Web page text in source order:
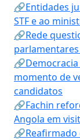
🔗Entidades
STF e ao
🔗Rede
momento de
candidatos
🔗Fachin
Angola em
🔗Reafirmado